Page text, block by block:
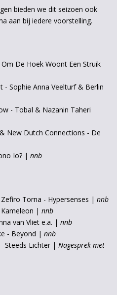
bieden we dit seizoen ook
aan bij iedere voorstelling.
De Hoek Woont Een Struik
- Sophie Anna Veelturf & Berlin
- Tobal & Nazanin Taheri
New Dutch Connections - De
Io? |nnb
Torna - Hypersenses |nnb
Kameleon |nnb
van Vliet e.a. |nnb
- Beyond |nnb
Steeds Lichter | Nagesprek met